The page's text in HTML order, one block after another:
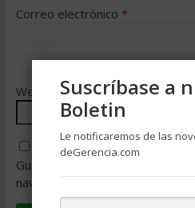
Correo electrónico *
Web
Guarda mi nombre, correo
navegador para la próxima vez
Suscríbase a
Boletin
Le notificaremos de las
deGerencia.com